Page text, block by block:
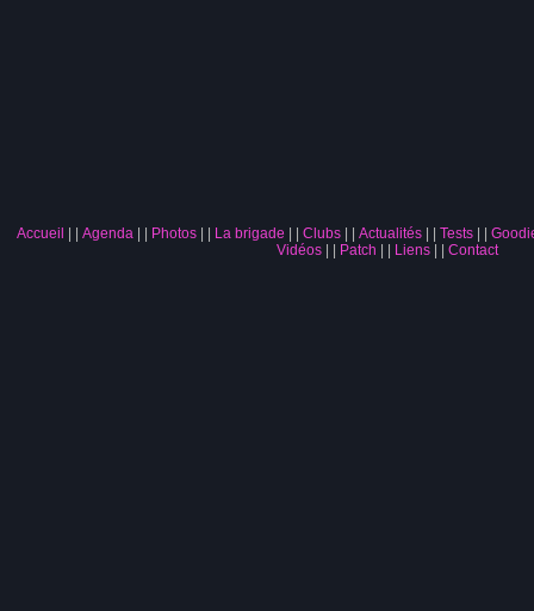
Accueil | Agenda| Photos| La brigade | Clubs| Actualités| Tests|
Vidéos| Patch | Liens| Contact